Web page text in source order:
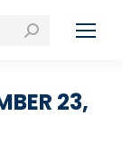
23,